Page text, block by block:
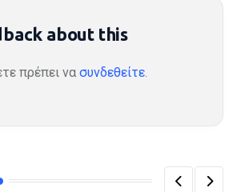
about this
πρέπει να συνδεθείτε.